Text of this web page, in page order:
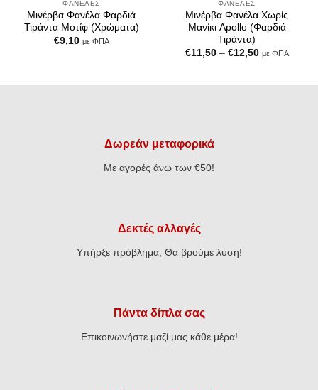
ΦΑΝΈΛΕΣ
Μινέρβα Φανέλα Φαρδιά
Τιράντα Μοτίφ (Χρώματα)
€9,10 με ΦΠΑ
ΦΑΝΈΛΕΣ
Μινέρβα Φανέλα Χωρίς
Μανίκι Apollo (Φαρδιά
Τιράντα)
€11,50 – €12,50Price
range:
με ΦΠΑ
Δωρεάν μεταφορικά
Με αγορές άνω των €50!
Δεκτές αλλαγές
Υπήρξε πρόβλημα; Θα βρούμε λύση!
Πάντα δίπλα σας
Επικοινωνήστε μαζί μας κάθε μέρα!